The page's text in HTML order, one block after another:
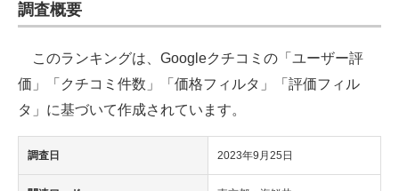
エレクトロニクス専門サイト
電子設計の基本と応用
エネルギーの専門メディア
調査概要
このランキングは、Googleクチコミの「ユーザー評
価」「クチコミ件数」「価格フィルタ」「評価フィル
タ」に基づいて作成されています。
調査日 2023年9月25日